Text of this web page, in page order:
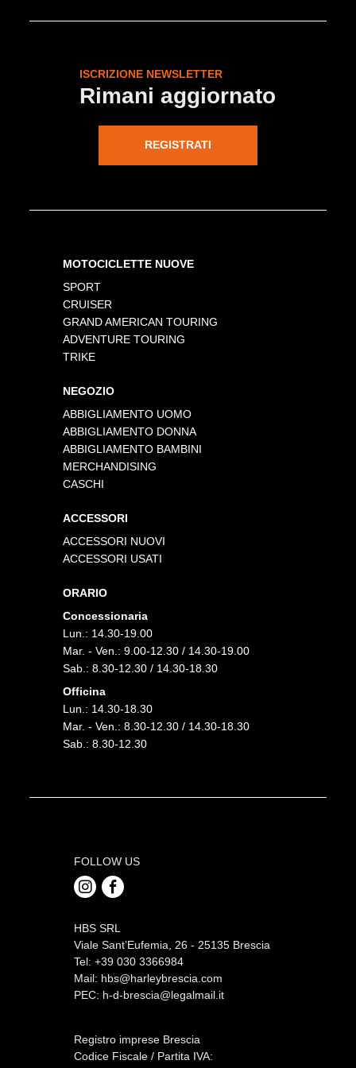
ISCRIZIONE NEWSLETTER
Rimani aggiornato
REGISTRATI
MOTOCICLETTE NUOVE
SPORT
CRUISER
GRAND AMERICAN TOURING
ADVENTURE TOURING
TRIKE
NEGOZIO
ABBIGLIAMENTO UOMO
ABBIGLIAMENTO DONNA
ABBIGLIAMENTO BAMBINI
MERCHANDISING
CASCHI
ACCESSORI
ACCESSORI NUOVI
ACCESSORI USATI
ORARIO
Concessionaria
Lun.: 14.30-19.00
Mar. - Ven.: 9.00-12.30 / 14.30-19.00
Sab.: 8.30-12.30 / 14.30-18.30
Officina
Lun.: 14.30-18.30
Mar. - Ven.: 8.30-12.30 / 14.30-18.30
Sab.: 8.30-12.30
FOLLOW US
HBS SRL
Viale Sant’Eufemia, 26 - 25135 Brescia
Tel: +39 030 3366984
Mail: hbs@harleybrescia.com
PEC: h-d-brescia@legalmail.it
Registro imprese Brescia
Codice Fiscale / Partita IVA: